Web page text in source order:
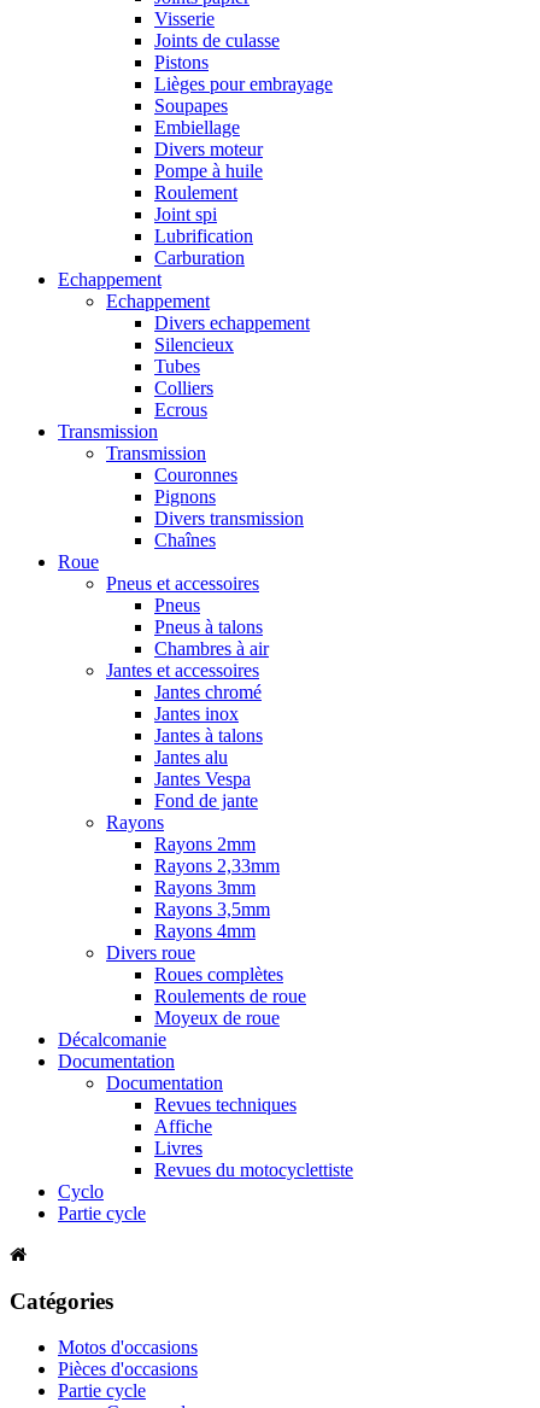
Visserie
Joints de culasse
Pistons
Lièges pour embrayage
Soupapes
Embiellage
Divers moteur
Pompe à huile
Roulement
Joint spi
Lubrification
Carburation
Echappement
Echappement
Divers echappement
Silencieux
Tubes
Colliers
Ecrous
Transmission
Transmission
Couronnes
Pignons
Divers transmission
Chaînes
Roue
Pneus et accessoires
Pneus
Pneus à talons
Chambres à air
Jantes et accessoires
Jantes chromé
Jantes inox
Jantes à talons
Jantes alu
Jantes Vespa
Fond de jante
Rayons
Rayons 2mm
Rayons 2,33mm
Rayons 3mm
Rayons 3,5mm
Rayons 4mm
Divers roue
Roues complètes
Roulements de roue
Moyeux de roue
Décalcomanie
Documentation
Documentation
Revues techniques
Affiche
Livres
Revues du motocyclettiste
Cyclo
Partie cycle
Catégories
Motos d'occasions
Pièces d'occasions
Partie cycle